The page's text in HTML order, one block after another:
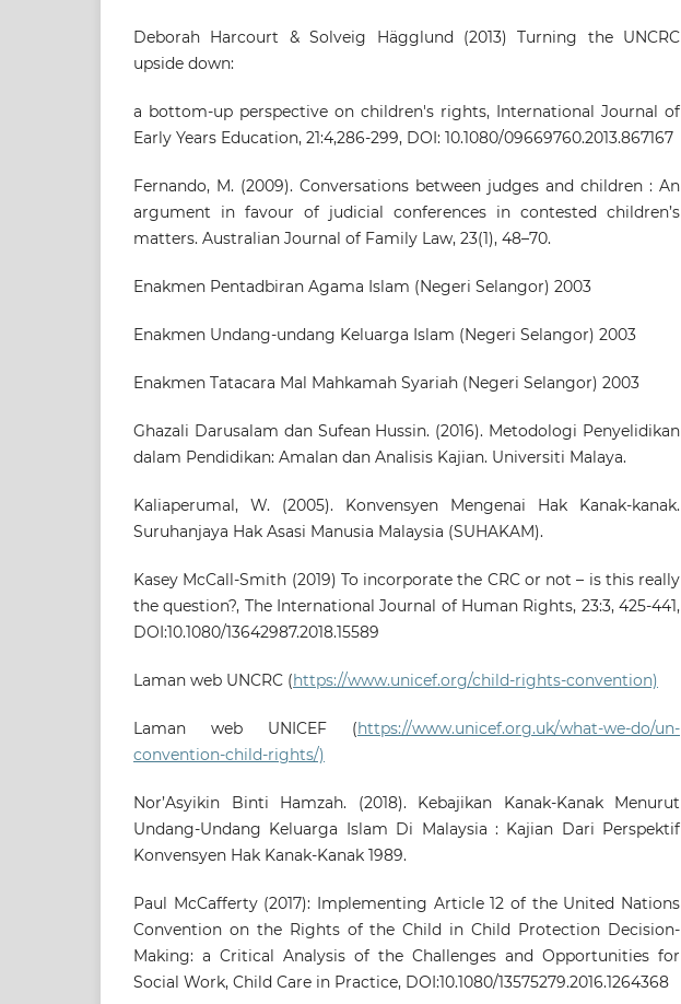
Deborah Harcourt & Solveig Hägglund (2013) Turning the UNCRC
upside down:
a bottom-up perspective on children's rights, International Journal of
Early Years Education, 21:4,286-299, DOI: 10.1080/09669760.2013.867167
Fernando, M. (2009). Conversations between judges and children : An
argument in favour of judicial conferences in contested children’s
matters. Australian Journal of Family Law, 23(1), 48–70.
Enakmen Pentadbiran Agama Islam (Negeri Selangor) 2003
Enakmen Undang-undang Keluarga Islam (Negeri Selangor) 2003
Enakmen Tatacara Mal Mahkamah Syariah (Negeri Selangor) 2003
Ghazali Darusalam dan Sufean Hussin. (2016). Metodologi Penyelidikan
dalam Pendidikan: Amalan dan Analisis Kajian. Universiti Malaya.
Kaliaperumal, W. (2005). Konvensyen Mengenai Hak Kanak-kanak.
Suruhanjaya Hak Asasi Manusia Malaysia (SUHAKAM).
Kasey McCall-Smith (2019) To incorporate the CRC or not – is this really
the question?, The International Journal of Human Rights, 23:3, 425-441,
DOI:10.1080/13642987.2018.15589
Laman web UNCRC (https://www.unicef.org/child-rights-convention)
Laman web UNICEF (https://www.unicef.org.uk/what-we-do/un-
convention-child-rights/)
Nor’Asyikin Binti Hamzah. (2018). Kebajikan Kanak-Kanak Menurut
Undang-Undang Keluarga Islam Di Malaysia : Kajian Dari Perspektif
Konvensyen Hak Kanak-Kanak 1989.
Paul McCafferty (2017): Implementing Article 12 of the United Nations
Convention on the Rights of the Child in Child Protection Decision-
Making: a Critical Analysis of the Challenges and Opportunities for
Social Work, Child Care in Practice, DOI:10.1080/13575279.2016.1264368